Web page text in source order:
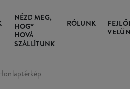
NÉZD MEG,
HOGY
HOVÁ
SZÁLLÍTUNK
RÓLUNK